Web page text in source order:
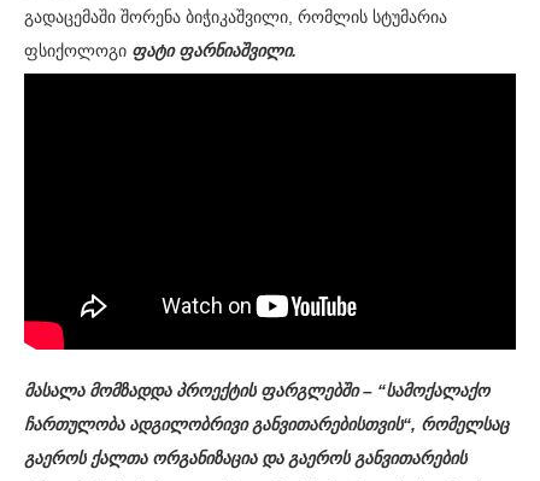
გადაცემაში შორენა ბიჭიკაშვილი, რომლის სტუმარია
ფსიქოლოგი ფატი ფარნიაშვილი.
მასალა მომზადდა პროექტის ფარგლებში – “სამოქალაქო
ჩართულობა ადგილობრივი განვითარებისთვის“, რომელსაც
გაეროს ქალთა ორგანიზაცია და გაეროს განვითარების